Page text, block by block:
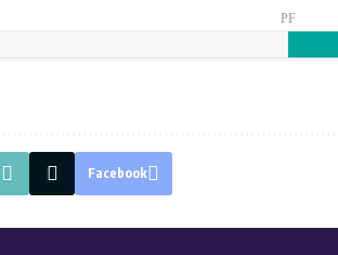
PF
Facebook